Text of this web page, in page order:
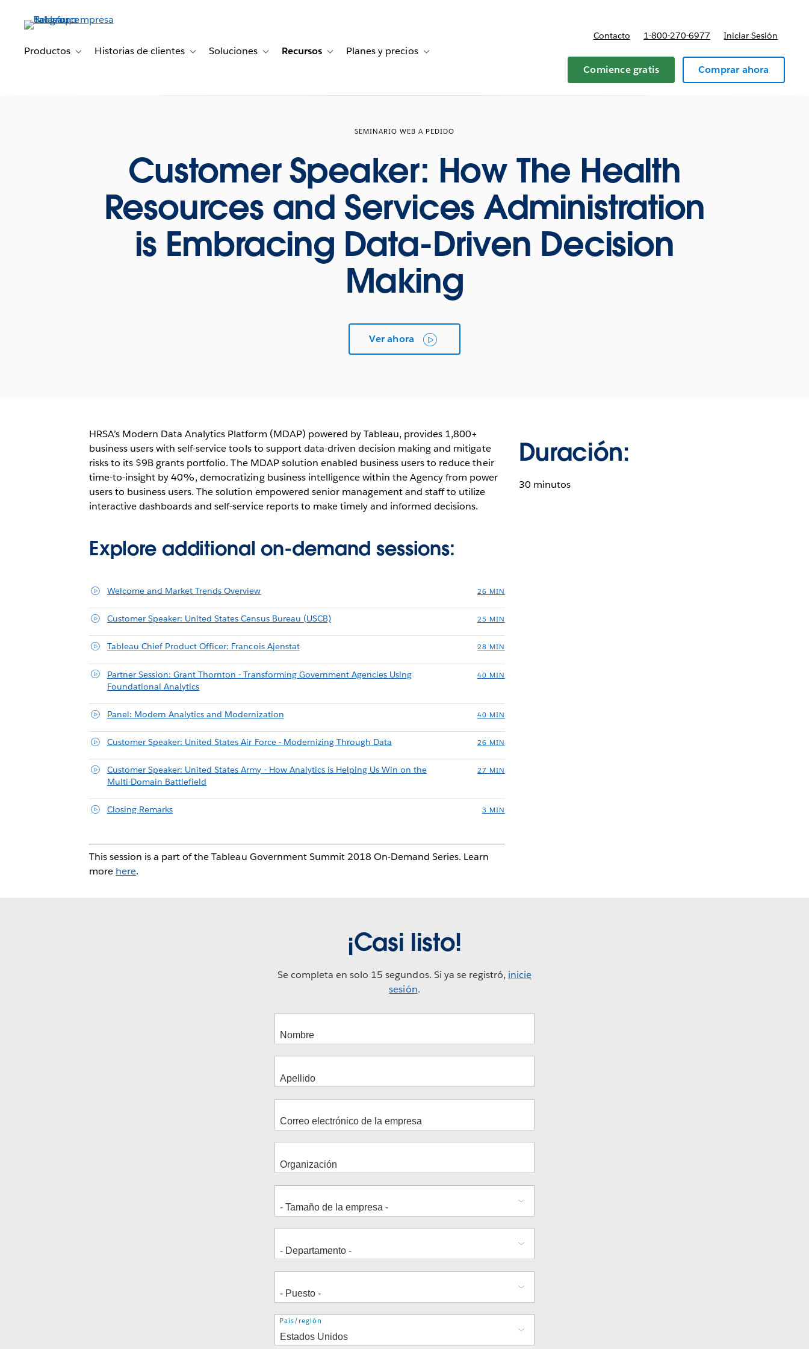
principalProductos Toggle sub-navigation for Productos
Historias de clientes Toggle sub-navigation for Historias de clientes
Soluciones Toggle sub-navigation for Soluciones
Recursos Toggle sub-navigation for Recursos
Planes y precios Toggle sub-navigation for Planes y precios
Contacto 1-800-270-6977 Iniciar Sesión
Comience gratis Comprar ahora
SEMINARIO WEB A PEDIDO
Customer Speaker: How The Health
Resources and Services Administration
is Embracing Data-Driven Decision
Making
Ver ahora
HRSA’s Modern Data Analytics Platform (MDAP) powered by Tableau, provides 1,800+
business users with self-service tools to support data-driven decision making and mitigate
risks to its $9B grants portfolio. The MDAP solution enabled business users to reduce their
time-to-insight by 40%, democratizing business intelligence within the Agency from power
users to business users. The solution empowered senior management and staff to utilize
interactive dashboards and self-service reports to make timely and informed decisions.
Explore additional on-demand sessions:
Welcome and Market Trends Overview 26 MIN
Customer Speaker: United States Census Bureau (USCB) 25 MIN
Tableau Chief Product Officer: Francois Ajenstat 28 MIN
Partner Session: Grant Thornton - Transforming Government Agencies Using
Foundational Analytics
40 MIN
Panel: Modern Analytics and Modernization 40 MIN
Customer Speaker: United States Air Force - Modernizing Through Data 26 MIN
Customer Speaker: United States Army - How Analytics is Helping Us Win on the
Multi-Domain Battlefield
27 MIN
Closing Remarks 3 MIN
This session is a part of the Tableau Government Summit 2018 On-Demand Series. Learn
more here.
Duración:
30 minutos
¡Casi listo!
Se completa en solo 15 segundos. Si ya se registró, inicie
sesión.
Dirección
País/región